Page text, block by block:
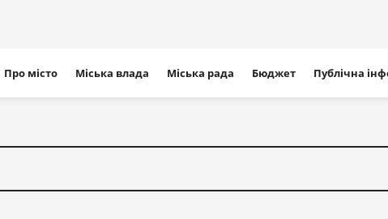
сайту
Про місто Міська влада Міська рада Бюджет Публічна